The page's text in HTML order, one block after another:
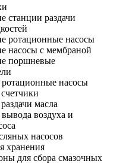
станции раздачи
ротационные насосы
насосы с мембраной
поршневые
ротационные насосы
масла
воздуха и
насосов
хранения
для сбора смазочных